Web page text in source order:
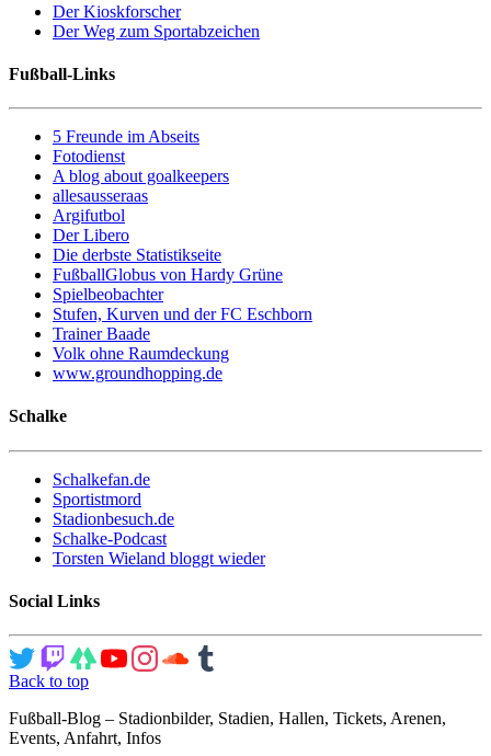
Der Kioskforscher
Der Weg zum Sportabzeichen
Fußball-Links
5 Freunde im Abseits
Fotodienst
A blog about goalkeepers
allesausseraas
Argifutbol
Der Libero
Die derbste Statistikseite
FußballGlobus von Hardy Grüne
Spielbeobachter
Stufen, Kurven und der FC Eschborn
Trainer Baade
Volk ohne Raumdeckung
www.groundhopping.de
Schalke
Schalkefan.de
Sportistmord
Stadionbesuch.de
Schalke-Podcast
Torsten Wieland bloggt wieder
Social Links
Back to top
Fußball-Blog – Stadionbilder, Stadien, Hallen, Tickets, Arenen,
Events, Anfahrt, Infos